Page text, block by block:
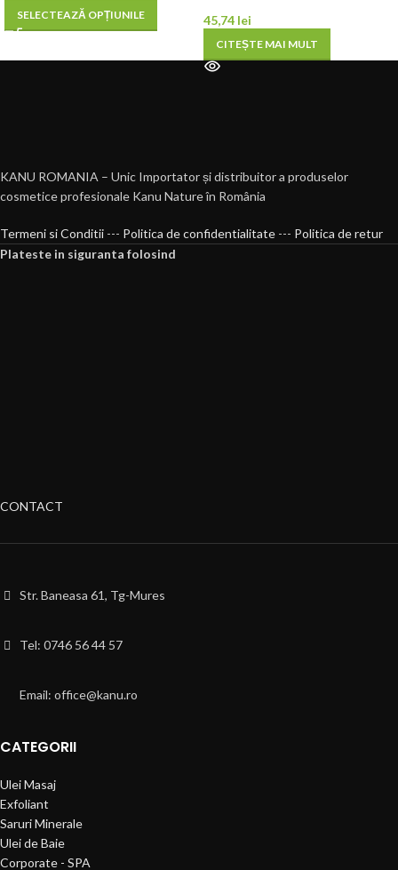
SELECTEAZĂ OPȚIUNILE 45,74 lei
CITEȘTE MAI MULT
KANU ROMANIA – Unic Importator și distribuitor a produselor
cosmetice profesionale Kanu Nature în România
Termeni si Conditii --- Politica de confidentialitate --- Politica de retur
Plateste in siguranta folosind
CONTACT
Str. Baneasa 61, Tg-Mures
Tel: 0746 56 44 57
Email: office@kanu.ro
CATEGORII
Ulei Masaj
Exfoliant
Saruri Minerale
Ulei de Baie
Corporate - SPA